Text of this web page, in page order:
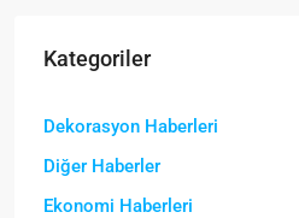
Kategoriler
Dekorasyon Haberleri
Diğer Haberler
Ekonomi Haberleri